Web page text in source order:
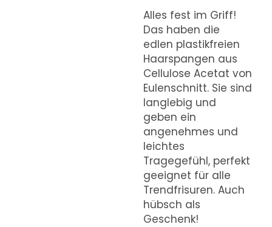
Alles fest im Griff!
Das haben die
edlen plastikfreien
Haarspangen aus
Cellulose Acetat von
Eulenschnitt. Sie sind
langlebig und
geben ein
angenehmes und
leichtes
Tragegefühl, perfekt
geeignet für alle
Trendfrisuren. Auch
hübsch als
Geschenk!